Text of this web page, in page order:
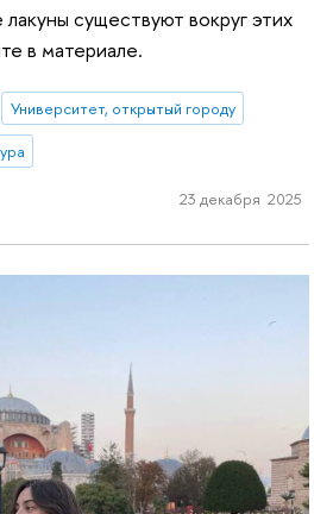
существуют вокруг этих
в материале.
Университет, открытый городу
23 декабря 2025